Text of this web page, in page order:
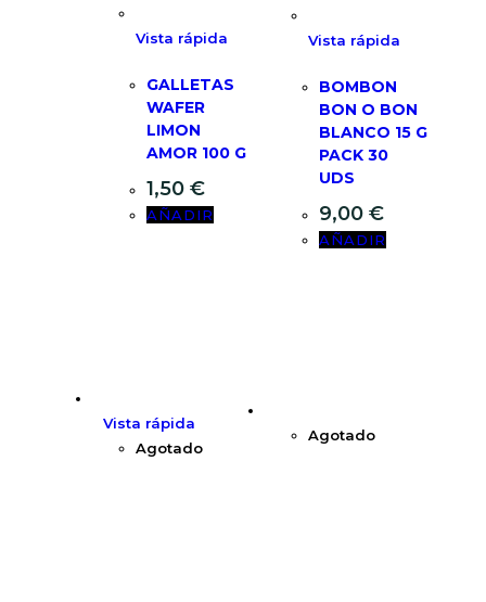
Vista rápida
GALLETAS
WAFER
LIMON
AMOR 100 G
1,50 €
AÑADIR
Vista rápida
BOMBON
BON O BON
BLANCO 15 G
PACK 30
UDS
9,00 €
AÑADIR
Vista rápida
Agotado
Agotado